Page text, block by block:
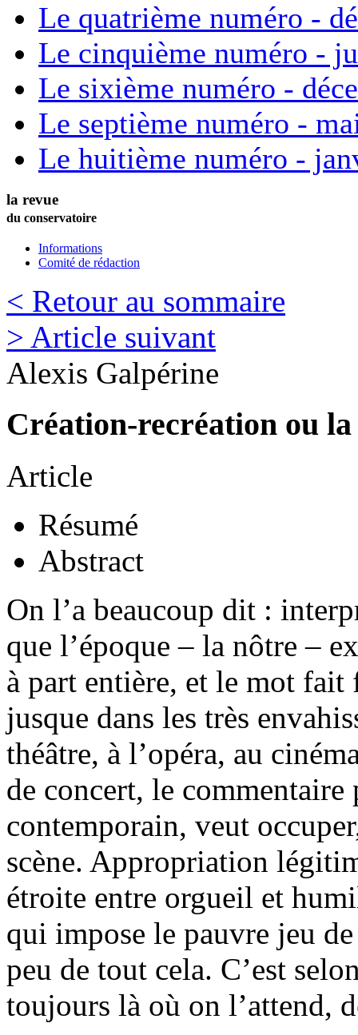
Le quatrième numéro -
Le cinquième numéro -
Le sixième numéro -
Le septième numéro -
Le huitième numéro -
la revue
du conservatoire
Informations
Comité de rédaction
< Retour au sommaire
> Article suivant
Alexis Galpérine
Création-recréation ou
Article
Résumé
Abstract
On l’a beaucoup dit :
que l’époque – la nôtre –
à part entière, et le mot fait
jusque dans les très
théâtre, à l’opéra, au
de concert, le commentaire
contemporain, veut
scène. Appropriation
étroite entre orgueil et
qui impose le pauvre jeu
peu de tout cela. C’est
toujours là où on l’attend,